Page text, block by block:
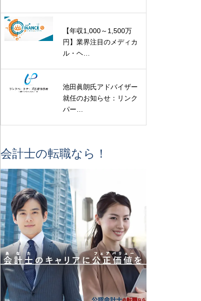
【年収1,000～1,500万
円】業界注目のメディカ
ル・ヘ…
池田眞朗氏アドバイザー
就任のお知らせ：リンク
パー…
会計士の転職なら！